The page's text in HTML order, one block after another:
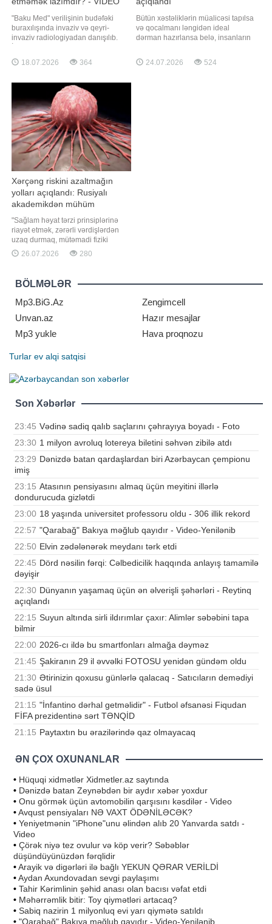
"Baku Med" verilişinin budəfəki
buraxılışında invaziv və qeyri-
invaziv radiologiyadan danışılıb.
verir?. Gənclərdə insultun səbəbləri
nələrdir?. Onun ilkin əlamətləri
yardım necə göstərilməlidir?.
İnsanların insult zamanı ə
18.07.2026 364
Bütün xəstəliklərin müalicəsi tapılsa
və qocalmanı ləngidən ideal
dərman hazırlansa belə, insanların
olmayacaq. "Qafqazinfo"nun
məlumatına görə, rusiyalı alimlərin
24.07.2026 524
Xərçəng riskini azaltmağın
yolları açıqlandı: Rusiyalı
akademikdən mühüm
tövsiyələr
"Sağlam həyat tərzi prinsiplərinə
riayət etmək, zərərli vərdişlərdən
uzaq durmaq, mütəmadi fiziki
aktivliklə məşğul olmaq və
profilaktik müayinələrdən keçmək
riskini əhəmiyyətli dərəcədə azalda
bilər". xəbər verir ki, bunu "RİA
Novosti"yə müsahibəsind
26.07.2026 280
BÖLMƏLƏR
Mp3.BiG.Az
Zengimcell
Unvan.az
Hazır mesajlar
Mp3 yukle
Hava proqnozu
Turlar ev alqi satqisi
Son Xəbərlər
23:45 Vədinə sadiq qalıb saçlarını çəhrayıya boyadı - Foto
23:30 1 milyon avroluq lotereya biletini səhvən zibilə atdı
23:29 Dənizdə batan qardaşlardan biri Azərbaycan çempionu
imiş
23:15 Atasının pensiyasını almaq üçün meyitini illərlə
dondurucuda gizlətdi
23:00 18 yaşında universitet professoru oldu - 306 illik rekord
22:57 "Qarabağ" Bakıya məğlub qayıdır - Video-Yenilənib
22:50 Elvin zədələnərək meydanı tərk etdi
22:45 Dörd nəsilin fərqi: Cəlbedicilik haqqında anlayış tamamilə
dəyişir
22:30 Dünyanın yaşamaq üçün ən əlverişli şəhərləri - Reytinq
açıqlandı
22:15 Suyun altında sirli ildırımlar çaxır: Alimlər səbəbini tapa
bilmir
22:00 2026-cı ildə bu smartfonları almağa dəyməz
21:45 Şakiranın 29 il əvvəlki FOTOSU yenidən gündəm oldu
21:30 Ətirinizin qoxusu günlərlə qalacaq - Satıcıların demədiyi
sadə üsul
21:15 "İnfantino dərhal getməlidir" - Futbol əfsanəsi Fiqudan
FİFA prezidentinə sərt TƏNQİD
21:15 Paytaxtın bu ərazilərində qaz olmayacaq
ƏN ÇOX OXUNANLAR
• Hüquqi xidmətlər Xidmetler.az saytında
• Dənizdə batan Zeynəbdən bir aydır xəbər yoxdur
• Onu görmək üçün avtomobilin qarşısını kəsdilər - Video
•Avqust pensiyaları NƏ VAXT ÖDƏNİLƏCƏK?
• Yeniyetmənin "iPhone"unu əlindən alıb 20 Yanvarda satdı -
Video
• Çörək niyə tez ovulur və köp verir? Səbəblər
düşündüyünüzdən fərqlidir
•Arayik və digərləri ilə bağlı YEKUN QƏRAR VERİLDİ
•Aydan Axundovadan sevgi paylaşımı
• Tahir Kərimlinin şəhid anası olan bacısı vəfat etdi
• Məhərrəmlik bitir: Toy qiymətləri artacaq?
• Sabiq nazirin 1 milyonluq evi yarı qiymətə satıldı
• "Qarabağ" Bakıya məğlub qayıdır - Video-Yenilənib